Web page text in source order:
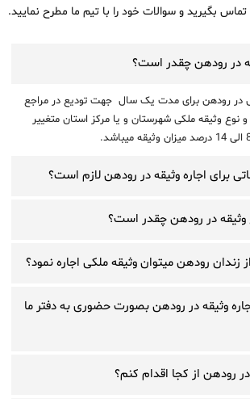
بگیرید و سوالات خود را با تیم ما مطرح نمایید.
در رودهن چقدر است؟
در رودهن برای مدت یک سال جهت تودیع در مراجع
و نوع وثیقه ملکی شهرستان و یا مرکز استان متغییر
برای اجاره وثیقه در رودهن لازم است؟
وثیقه در رودهن چقدر است؟
زندان رودهن میتوان وثیقه ملکی اجاره نمود؟
وثیقه در رودهن بصورت حضوری به دفتر ما
در رودهن از کجا اقدام کنم؟